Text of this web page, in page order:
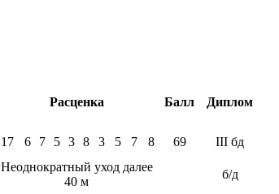
Расценка Балл Диплом
17 6 7 5 3 8 3 5 7 8 69 III бд
Неоднократный уход далее
40 м
б/д